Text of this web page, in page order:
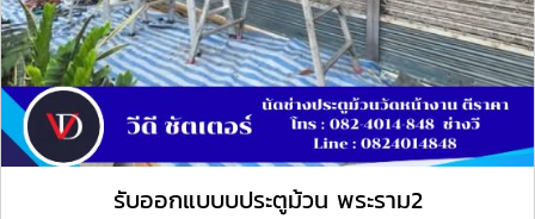
รับออกแบบบประตูม้วน พระราม2